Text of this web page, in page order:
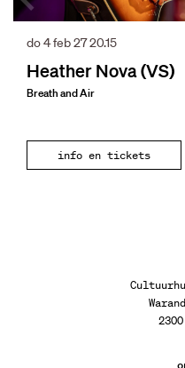
Heather Nova (VS)
Breath and Air
do 4 feb 2720.15
info en tickets